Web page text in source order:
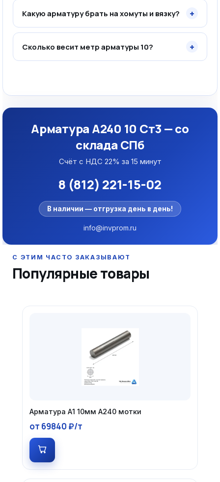
Какую арматуру брать на хомуты и вязку? +
Сколько весит метр арматуры 10? +
Арматура А240 10 Ст3 — со
склада СПб
Счёт с НДС 22% за 15 минут
8 (812) 221-15-02
В наличии — отгрузка день в день!
info@invprom.ru
Популярные товары
Арматура А1 10мм А240 мотки
от 69840 ₽/т